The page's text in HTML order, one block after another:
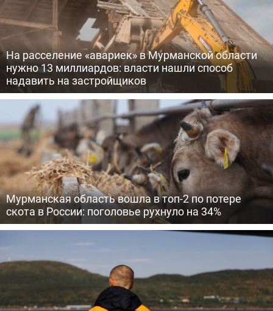
На расселение «авариек» в Мурманской области
нужно 13 миллиардов: власти нашли способ
надавить на застройщиков
Мурманская область вошла в топ-2 по потере
скота в России: поголовье рухнуло на 34%